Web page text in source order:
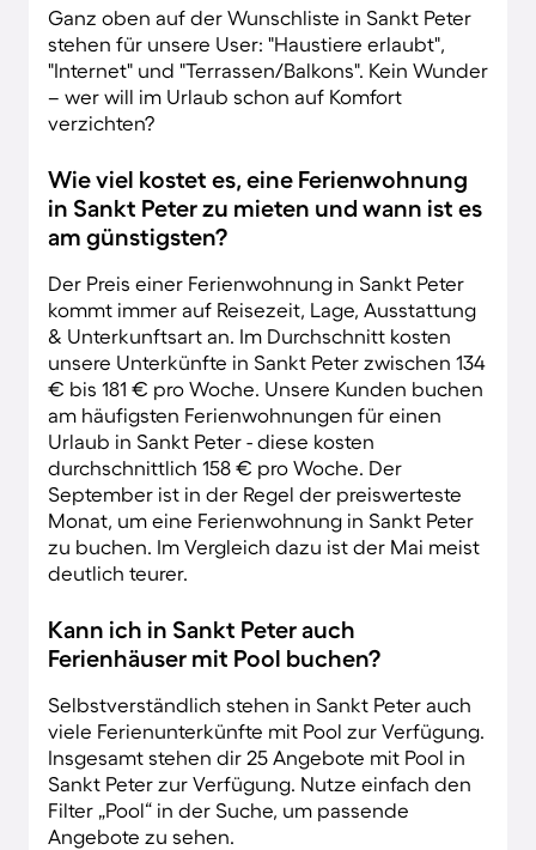
Ganz oben auf der Wunschliste in Sankt Peter
stehen für unsere User: "Haustiere erlaubt",
"Internet" und "Terrassen/Balkons". Kein Wunder
– wer will im Urlaub schon auf Komfort
verzichten?
Wie viel kostet es, eine Ferienwohnung
in Sankt Peter zu mieten und wann ist es
am günstigsten?
Der Preis einer Ferienwohnung in Sankt Peter
kommt immer auf Reisezeit, Lage, Ausstattung
& Unterkunftsart an. Im Durchschnitt kosten
unsere Unterkünfte in Sankt Peter zwischen 134
€ bis 181 € pro Woche. Unsere Kunden buchen
am häufigsten Ferienwohnungen für einen
Urlaub in Sankt Peter - diese kosten
durchschnittlich 158 € pro Woche. Der
September ist in der Regel der preiswerteste
Monat, um eine Ferienwohnung in Sankt Peter
zu buchen. Im Vergleich dazu ist der Mai meist
deutlich teurer.
Kann ich in Sankt Peter auch
Ferienhäuser mit Pool buchen?
Selbstverständlich stehen in Sankt Peter auch
viele Ferienunterkünfte mit Pool zur Verfügung.
Insgesamt stehen dir 25 Angebote mit Pool in
Sankt Peter zur Verfügung. Nutze einfach den
Filter „Pool“ in der Suche, um passende
Angebote zu sehen.